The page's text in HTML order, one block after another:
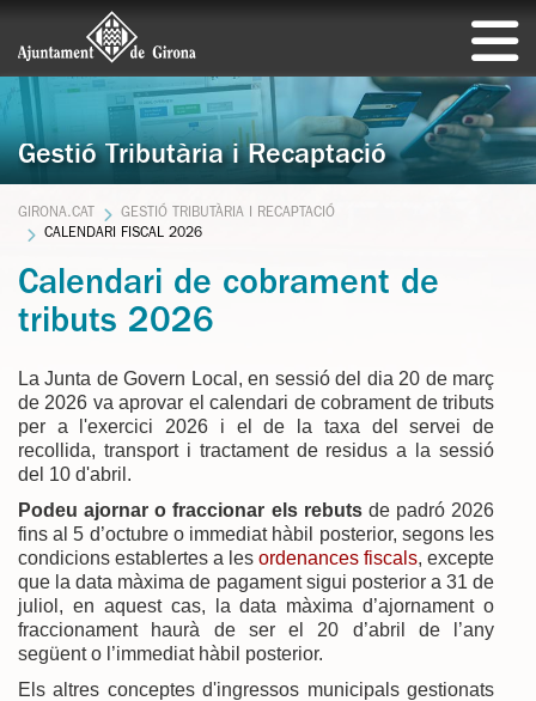
Gestió Tributària i Recaptació
GIRONA.CAT
GESTIÓ TRIBUTÀRIA I RECAPTACIÓ
CALENDARI FISCAL 2026
Calendari de cobrament de
tributs 2026
La Junta de Govern Local, en sessió del dia 20 de març
de 2026 va aprovar el calendari de cobrament de tributs
per a l'exercici 2026 i el de la taxa del servei de
recollida, transport i tractament de residus a la sessió
del 10 d'abril.
Podeu ajornar o fraccionar els rebutsde padró 2026
fins al 5 d’octubre o immediat hàbil posterior, segons les
condicions establertes a les ordenances fiscals, excepte
que la data màxima de pagament sigui posterior a 31 de
juliol, en aquest cas, la data màxima d’ajornament o
fraccionament haurà de ser el 20 d’abril de l’any
següent o l’immediat hàbil posterior.
Els altres conceptes d'ingressos municipals gestionats